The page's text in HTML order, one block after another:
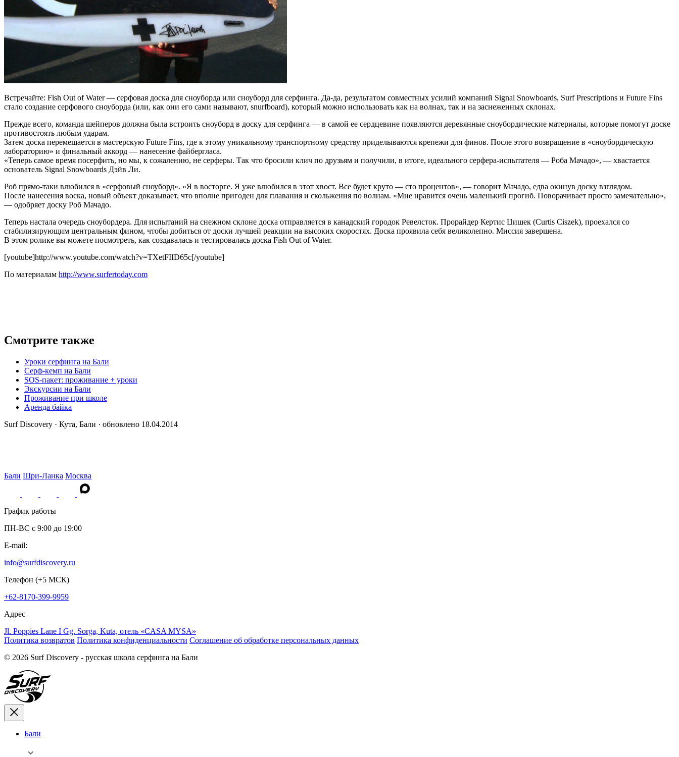
Встречайте: Fish Out of Water — серфовая доска для сноуборда или сноуборд для серфинга. Да-да, результатом совместных усилий компаний Signal Snowboards, Surf Prescriptions и Future Fins
стало создание серфового сноуборда (или, как они его сами называют, snurfboard), который можно использовать как на волнах, так и на заснеженных склонах.
Прежде всего, команда шейперов должна была встроить сноуборд в доску для серфинга — в самой ее сердцевине появляются деревянные сноубордические материалы, которые помогут доске
противостоять любым ударам.
Затем доска перемещается в мастерскую Future Fins, где к этому уникальному транспортному средству приделываются крепежи для финов. После этого возвращение в «сноубордическую
лабораторию» и финальный аккорд — нанесение файбергласа.
«Теперь самое время посерфить, но мы, к сожалению, не серферы. Так что бросили клич по друзьям и получили, в итоге, идеального серфера-испытателя — Роба Мачадо», — хвастается
основатель Signal Snowboards Дэйв Ли.
Роб прямо-таки влюбился в «серфовый сноуборд». «Я в восторге. Я уже влюбился в этот хвост. Все будет круто — сто процентов», — говорит Мачадо, едва окинув доску взглядом.
После нанесения воска, новый объект доказывает, что вполне пригоден для плавания и скольжения по волнам. «Мне нравится очень маленький прогиб. Поворачивает просто замечательно»,
— одобряет доску Роб Мачадо.
Теперь настала очередь сноубордера. Для испытаний на снежном склоне доска отправляется в канадский городок Ревелсток. Прорайдер Кертис Цишек (Curtis Ciszek), проехался со
стабилизирующим центральным фином, чтобы добиться от доски лучшей реакции на высоких скоростях. Доска проявила себя великолепно. Миссия завершена.
В этом ролике вы можете посмотреть, как создавалась и тестировалась доска Fish Out of Water.
[youtube]http://www.youtube.com/watch?v=TXetFIID65c[/youtube]
По материалам http://www.surfertoday.com
Смотрите также
Уроки серфинга на Бали
Серф-кемп на Бали
SOS-пакет: проживание + уроки
Экскурсии на Бали
Проживание при школе
Аренда байка
Surf Discovery · Кута, Бали · обновлено 18.04.2014
Бали Шри-Ланка Москва
График работы
ПН-ВС c 9:00 до 19:00
E-mail:
info@surfdiscovery.ru
Телефон (+5 МСК)
+62-8170-399-9959
Адрес
Jl. Poppies Lane I Gg. Sorga, Kuta, отель «CASA MYSA»
Политика возвратов Политика конфиденциальности Соглашение об обработке персональных данных
© 2026 Surf Discovery - русская школа серфинга на Бали
Бали